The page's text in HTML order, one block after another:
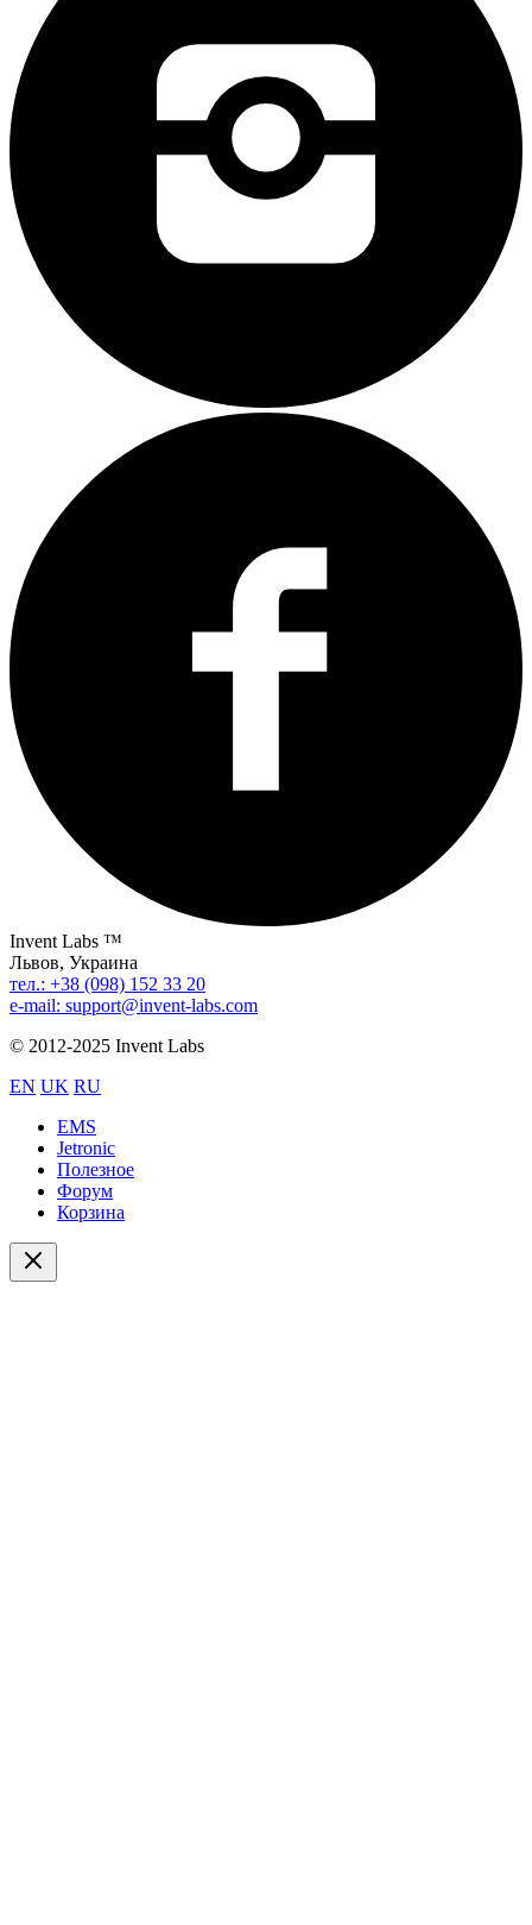
Invent Labs ™
Львов, Украина
тел.: +38 (098) 152 33 20
e-mail: support@invent-labs.com
© 2012-2025 Invent Labs
EN UK RU
EMS
Jetronic
Полезное
Форум
Корзина